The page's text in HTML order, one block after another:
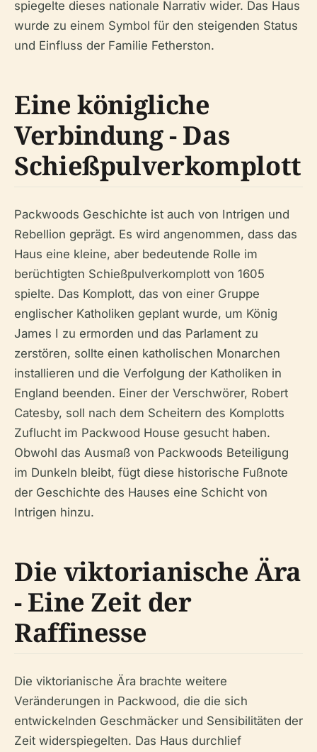
spiegelte dieses nationale Narrativ wider. Das Haus
wurde zu einem Symbol für den steigenden Status
und Einfluss der Familie Fetherston.
Eine königliche
Verbindung - Das
Schießpulverkomplott
Packwoods Geschichte ist auch von Intrigen und
Rebellion geprägt. Es wird angenommen, dass das
Haus eine kleine, aber bedeutende Rolle im
berüchtigten Schießpulverkomplott von 1605
spielte. Das Komplott, das von einer Gruppe
englischer Katholiken geplant wurde, um König
James I zu ermorden und das Parlament zu
zerstören, sollte einen katholischen Monarchen
installieren und die Verfolgung der Katholiken in
England beenden. Einer der Verschwörer, Robert
Catesby, soll nach dem Scheitern des Komplotts
Zuflucht im Packwood House gesucht haben.
Obwohl das Ausmaß von Packwoods Beteiligung
im Dunkeln bleibt, fügt diese historische Fußnote
der Geschichte des Hauses eine Schicht von
Intrigen hinzu.
Die viktorianische Ära
- Eine Zeit der
Raffinesse
Die viktorianische Ära brachte weitere
Veränderungen in Packwood, die die sich
entwickelnden Geschmäcker und Sensibilitäten der
Zeit widerspiegelten. Das Haus durchlief